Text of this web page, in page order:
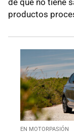
de que no tiene
productos
EN MOTORPASIÓN